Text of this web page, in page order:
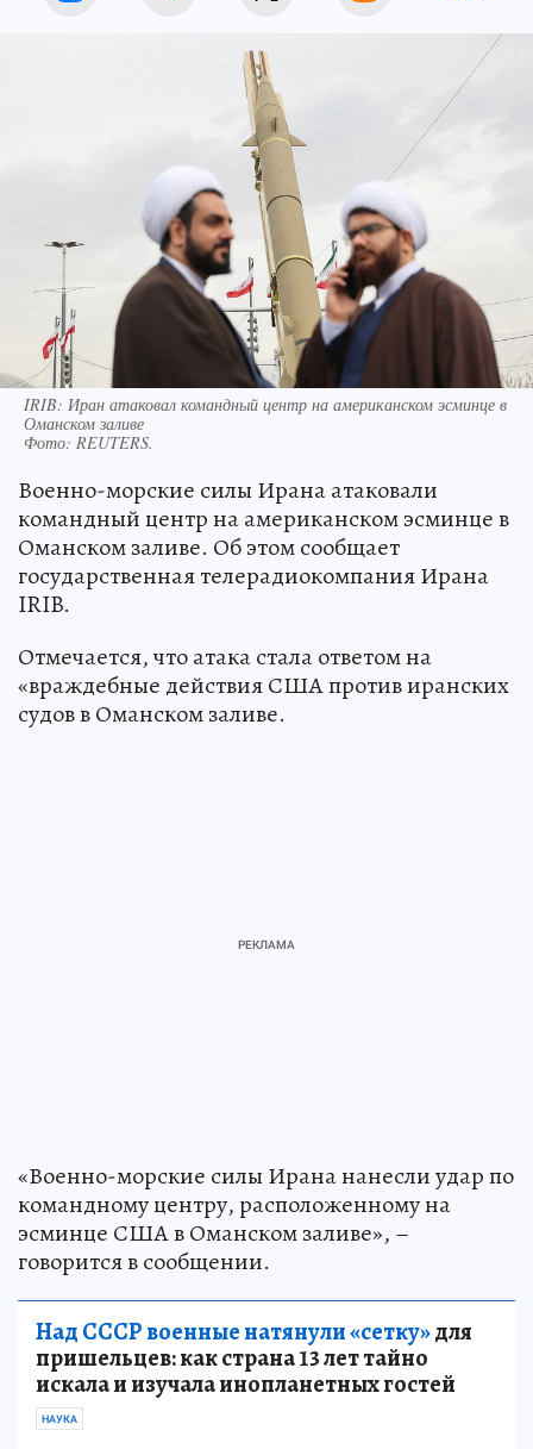
IRIB: Иран атаковал командный центр на американском эсминце в
Оманском заливе
Фото: REUTERS.
Военно-морские силы Ирана атаковали
командный центр на американском эсминце в
Оманском заливе. Об этом сообщает
государственная телерадиокомпания Ирана
IRIB.
Отмечается, что атака стала ответом на
«враждебные действия США против иранских
судов в Оманском заливе.
«Военно-морские силы Ирана нанесли удар по
командному центру, расположенному на
эсминце США в Оманском заливе», –
говорится в сообщении.
Над СССР военные натянули «сетку»для
пришельцев: как страна 13 лет тайно
искала и изучала инопланетных гостей
НАУКА